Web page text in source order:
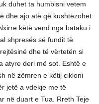
duhet ta humbisni vetem
dhe ajo atë që kushtëzohet
këtë vend nga bataku i
shpresës së fundit të
dhe të vërtetën si
atyre deri më sot. Eshtë e
në zëmren e këtij cikloni
jetë a vdekje me të
në duart e Tua. Rreth Teje